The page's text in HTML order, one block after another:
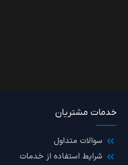
خدمات مشتریان
سوالات متداول
شرایط استفاده از خدمات